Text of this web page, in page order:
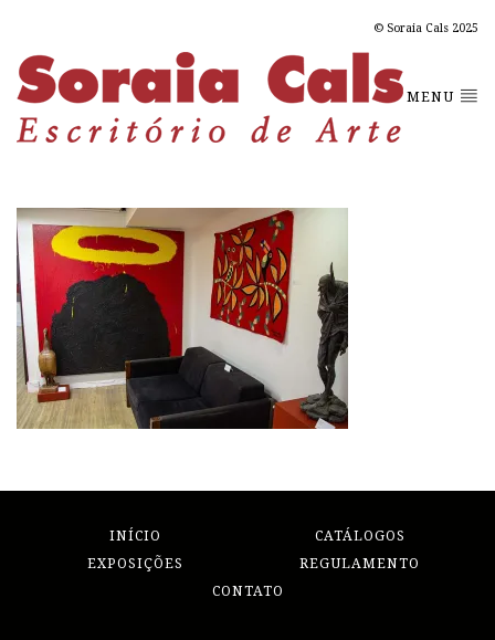
© Soraia Cals 2025
MENU
INÍCIO
CATÁLOGOS
EXPOSIÇÕES
REGULAMENTO
CONTATO